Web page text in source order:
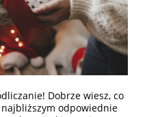
Dobrze wiesz, co
odpowiednie